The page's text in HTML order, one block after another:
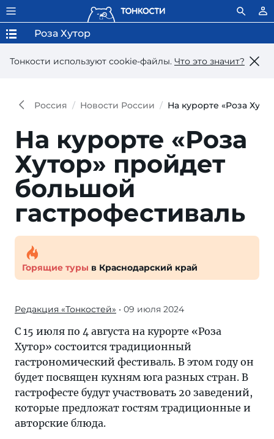
Тонкости используют сookie-файлы. Что это значит?
Роза Хутор
Россия Новости России На курорте «Роза
На курорте «Роза
Хутор» прой­дет
большой
гастрофестиваль
Горящие туры в Краснодарский край
Редакция «Тонкостей» • 09 июля 2024
С 15 июля по 4 августа на курорте «Роза
Хутор» состоится традиционный
гастрономический фестиваль. В этом году он
будет посвящен кухням юга разных стран. В
гастрофесте будут участвовать 20 заведений,
которые предложат гостям традиционные и
авторские блюда.